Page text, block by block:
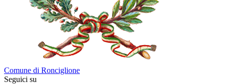
Comune di Ronciglione
Seguici su